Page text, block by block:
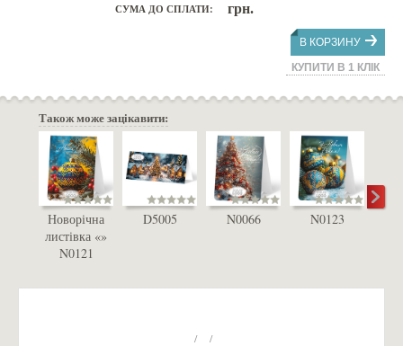
СУМА ДО СПЛАТИ: грн.
В КОРЗИНУ
КУПИТИ В 1 КЛІК
Також може зацікавити:
Новорічна
листівка «»
N0121
D5005 N0066 N0123
/ /